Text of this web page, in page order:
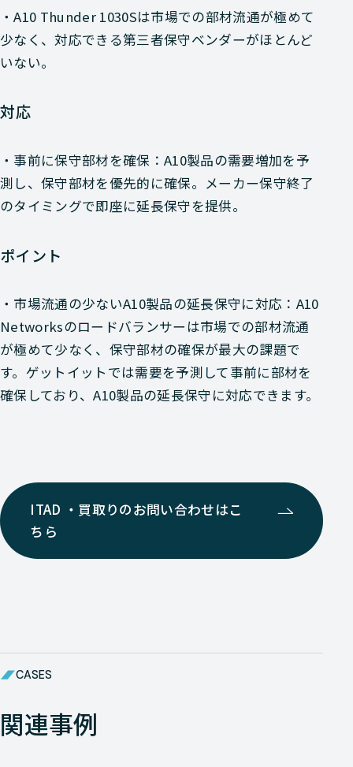
・A10 Thunder 1030Sは市場での部材流通が極めて
少なく、対応できる第三者保守ベンダーがほとんど
いない。
対応
・事前に保守部材を確保：A10製品の需要増加を予
測し、保守部材を優先的に確保。メーカー保守終了
のタイミングで即座に延長保守を提供。
ポイント
・市場流通の少ないA10製品の延長保守に対応：A10
Networksのロードバランサーは市場での部材流通
が極めて少なく、保守部材の確保が最大の課題で
す。ゲットイットでは需要を予測して事前に部材を
確保しており、A10製品の延長保守に対応できます。
ITAD ・買取りのお問い合わせはこ
ちら
CASES
関連事例